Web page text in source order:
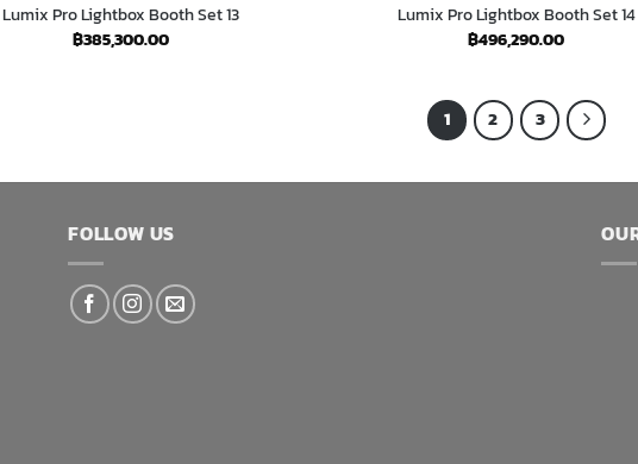
Lumix Pro Lightbox Booth Set 13
฿385,300.00
Lumix Pro Lightbox Booth Set 14
฿496,290.00
1 2 3
FOLLOW US